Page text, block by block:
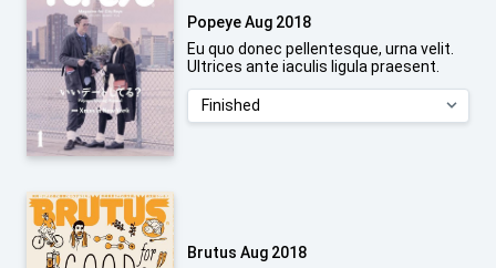
Popeye Aug 2018
Eu quo donec pellentesque, urna velit.
Ultrices ante iaculis ligula praesent.
Brutus Aug 2018